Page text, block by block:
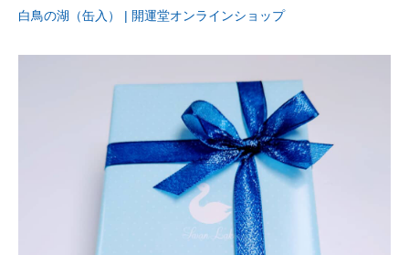
白鳥の湖（缶入） | 開運堂オンラインショップ